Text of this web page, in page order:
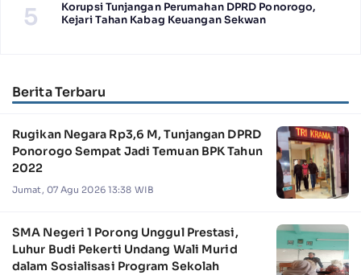
5
Korupsi Tunjangan Perumahan DPRD Ponorogo,
Kejari Tahan Kabag Keuangan Sekwan
Berita Terbaru
Rugikan Negara Rp3,6 M, Tunjangan DPRD
Ponorogo Sempat Jadi Temuan BPK Tahun
2022
Jumat, 07 Agu 2026 13:38 WIB
SMA Negeri 1 Porong Unggul Prestasi,
Luhur Budi Pekerti Undang Wali Murid
dalam Sosialisasi Program Sekolah